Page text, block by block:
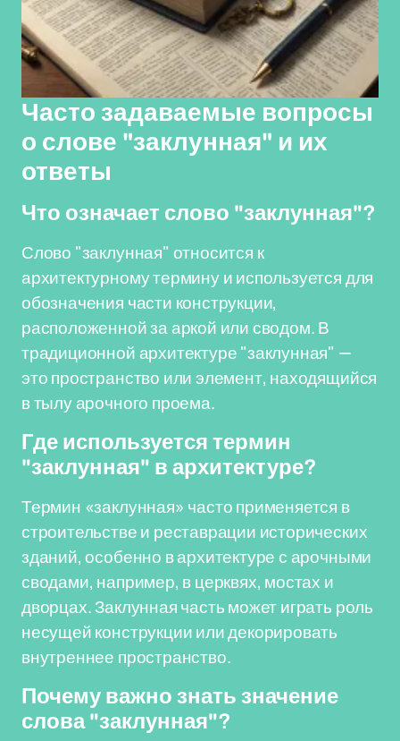
Часто задаваемые вопросы
о слове "заклунная" и их
ответы
Что означает слово "заклунная"?
Слово "заклунная" относится к
архитектурному термину и используется для
обозначения части конструкции,
расположенной за аркой или сводом. В
традиционной архитектуре "заклунная" —
это пространство или элемент, находящийся
в тылу арочного проема.
Где используется термин
"заклунная" в архитектуре?
Термин «заклунная» часто применяется в
строительстве и реставрации исторических
зданий, особенно в архитектуре с арочными
сводами, например, в церквях, мостах и
дворцах. Заклунная часть может играть роль
несущей конструкции или декорировать
внутреннее пространство.
Почему важно знать значение
слова "заклунная"?